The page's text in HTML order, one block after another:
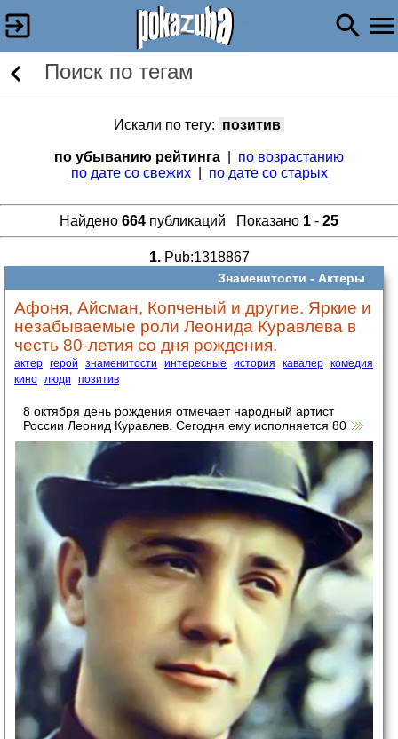
Поиск по тегам
Искали по тегу: позитив
по убыванию рейтинга
по возрастанию
по дате со свежих| по дате со старых
Найдено 664 публикаций Показано 1 - 25
1.Pub:1318867
Знаменитости - Актеры
Афоня, Айсман, Копченый и другие. Яркие и
незабываемые роли Леонида Куравлева в
честь 80-летия со дня рождения.
актер герой знаменитости интересные история кавалер комедия
кино люди позитив
8 октября день рождения отмечает народный артист
России Леонид Куравлев. Сегодня ему исполняется 80